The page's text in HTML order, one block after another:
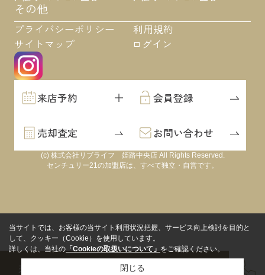
その他
プライバシーポリシー
利用規約
サイトマップ
ログイン
来店予約 会員登録
売却査定 お問い合わせ
(c) 株式会社リブライフ 姫路中央店 All Rights Reserved.
センチュリー21の加盟店は、すべて独立・自営です。
来店予約 会員登録
当サイトでは、お客様の当サイト利用状況把握、サービス向上検討を目的と
して、クッキー（Cookie）を使用しています。
詳しくは、当社の「Cookieの取扱いについて」をご確認ください。
閉じる